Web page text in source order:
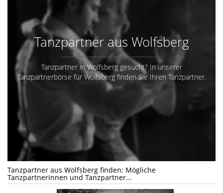
Tanzpartner aus Wolfsberg
Tanzpartner in Wolfsberg gesucht? In unserer
Tanzpartnerbörse für Wolfsberg finden Sie Ihren Tanzpartner.
Tanzpartner aus Wolfsberg finden: Mögliche
Tanzpartnerinnen und Tanzpartner...